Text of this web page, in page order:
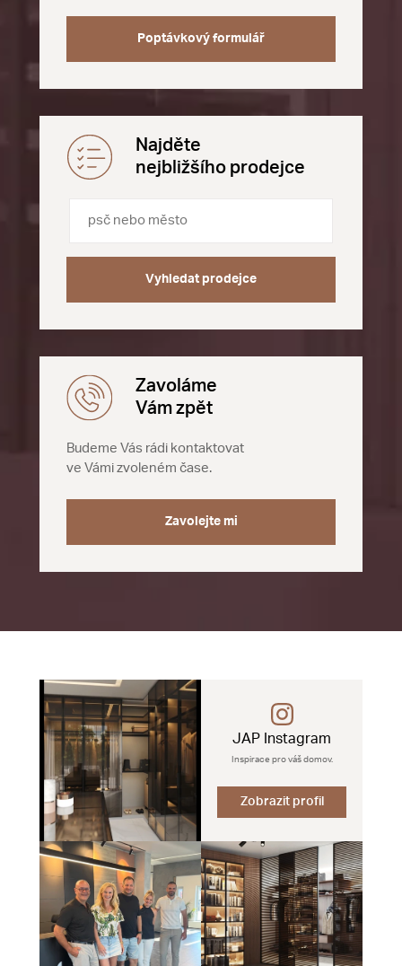
Poptávkový formulář
Najděte
nejbližšího prodejce
Vyhledat prodejce
Zavoláme
Vám zpět
Budeme Vás rádi kontaktovat
ve Vámi zvoleném čase.
Zavolejte mi
JAP Instagram
Inspirace pro váš domov.
Zobrazit profil